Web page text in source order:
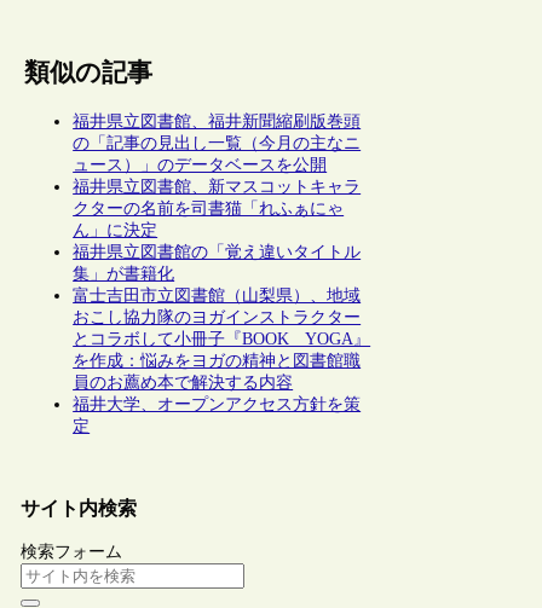
類似の記事
福井県立図書館、福井新聞縮刷版巻頭
の「記事の見出し一覧（今月の主なニ
ュース）」のデータベースを公開
福井県立図書館、新マスコットキャラ
クターの名前を司書猫「れふぁにゃ
ん」に決定
福井県立図書館の「覚え違いタイトル
集」が書籍化
富士吉田市立図書館（山梨県）、地域
おこし協力隊のヨガインストラクター
とコラボして小冊子『BOOK YOGA』
を作成：悩みをヨガの精神と図書館職
員のお薦め本で解決する内容
福井大学、オープンアクセス方針を策
定
サイト内検索
検索フォーム